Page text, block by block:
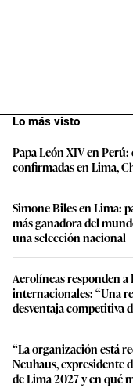
Lo más visto
Papa León XIV en Perú:
confirmadas en Lima,
Simone Biles en Lima:
más ganadora del
una selección nacional
Aerolíneas responden a
internacionales: “Una
desventaja competitiva
“La organización está
Neuhaus, expresidente
de Lima 2027 y en qué